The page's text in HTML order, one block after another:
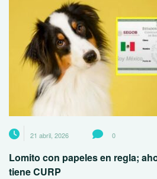
21 abril, 2026 0
Lomito con papeles en regla;
tiene CURP